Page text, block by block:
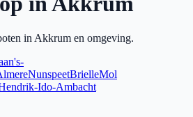
in Akkrum en omgeving.
's-
NunspeetBrielleMol
Ido-Ambacht